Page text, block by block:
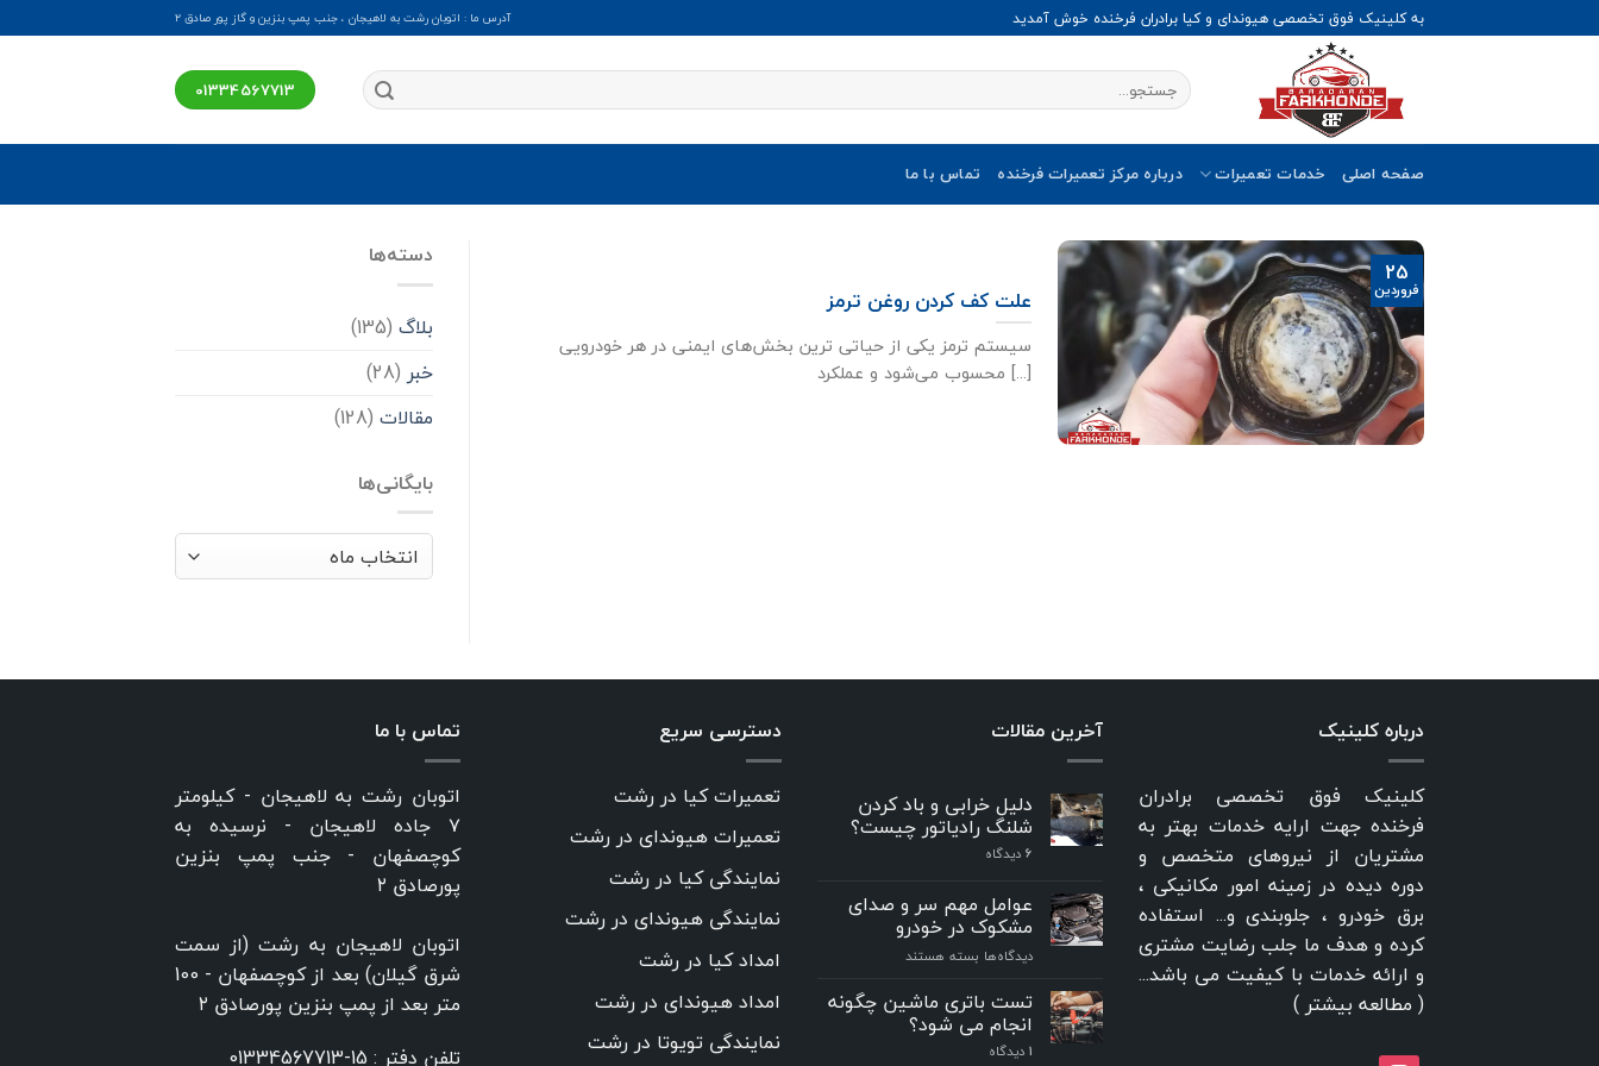
to
به کلینیک فوق تخصصی هیوندای و کیا برادران فرخنده خوش آمدید آدرس ما : اتوبان رشت به لاهیجان ، جنب پمپ بنزین و گاز پور صادق ۲
01334567713
صفحه اصلی خدمات تعمیرات درباره مرکز تعمیرات فرخنده تماس با ما
علت کف کردن روغن ترمز
سیستم ترمز یکی از حیاتی ترین بخش‌های ایمنی در هر خودرویی
محسوب می‌شود و عملکرد [...]
25
فروردین
دسته‌ها
بلاگ (135)
خبر (28)
مقالات (128)
بایگانی‌ها
بایگانی‌ها
درباره کلینیک
کلینیک فوق تخصصی برادران
فرخنده جهت ارایه خدمات بهتر به
مشتریان از نیروهای متخصص و
دوره دیده در زمینه امور مکانیکی ،
برق خودرو ، جلوبندی و... استفاده
کرده و هدف ما جلب رضایت مشتری
و ارائه خدمات با کیفیت می باشد...
( مطالعه بیشتر )
آخرین مقالات
دلیل خرابی و باد کردن
شلنگ رادیاتور چیست؟
6 دیدگاه
عوامل مهم سر و صدای
مشکوک در خودرو
دیدگاه‌ها برای
مهم
سر
و
بسته هستند
تست باتری ماشین چگونه
انجام می شود؟
۱ دیدگاه
دسترسی سریع
تعمیرات کیا در رشت
تعمیرات هیوندای در رشت
نمایندگی کیا در رشت
نمایندگی هیوندای در رشت
امداد کیا در رشت
امداد هیوندای در رشت
نمایندگی تویوتا در رشت
تماس با ما
اتوبان رشت به لاهیجان - کیلومتر
۷ جاده لاهیجان - نرسیده به
کوچصفهان - جنب پمپ بنزین
پورصادق ۲
اتوبان لاهیجان به رشت (از سمت
شرق گیلان) بعد از کوچصفهان - 100
متر بعد از پمپ بنزین پورصادق ۲
تلفن دفتر : 15-01334567713